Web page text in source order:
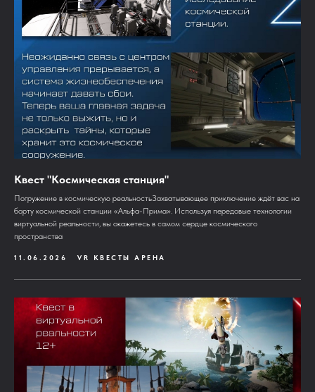
Квест "Космическая станция"
Погружение в космическую реальностьЗахватывающее приключение ждёт вас на
борту космической станции «Альфа-Прима». Используя передовые технологии
виртуальной реальности, вы окажетесь в самом сердце космического
пространства
11.06.2026 VR КВЕСТЫ АРЕНА